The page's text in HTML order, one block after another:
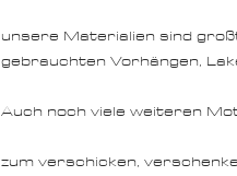
unsere Materialien sind
gebrauchten Vorhängen,
Auch noch viele weiteren
zum verschicken,